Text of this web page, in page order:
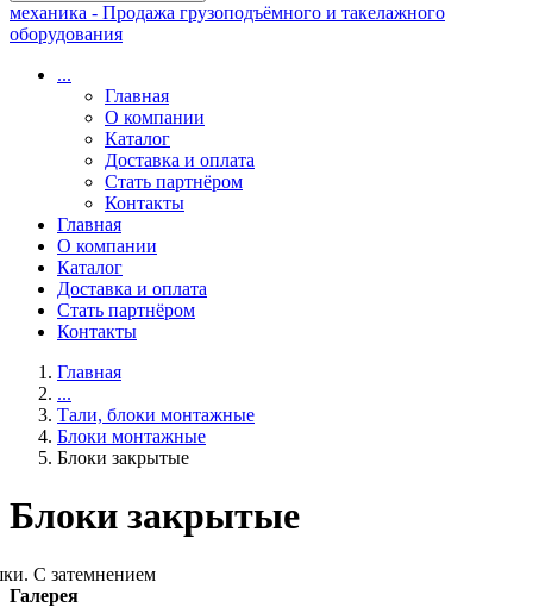
механика - Продажа грузоподъёмного и такелажного
оборудования
...
Главная
О компании
Каталог
Доставка и оплата
Стать партнёром
Контакты
Главная
О компании
Каталог
Доставка и оплата
Стать партнёром
Контакты
Главная
...
Тали, блоки монтажные
Блоки монтажные
Блоки закрытые
Блоки закрытые
Галерея